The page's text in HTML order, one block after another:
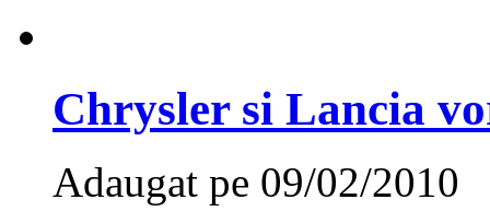
Chrysler si Lancia
Adaugat pe 09/02/2010